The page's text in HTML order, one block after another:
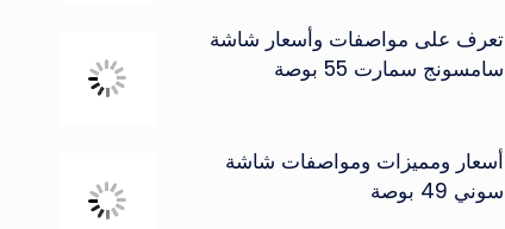
تعرف على مواصفات وأسعار شاشة
سامسونج سمارت 55 بوصة
أسعار ومميزات ومواصفات شاشة
سوني 49 بوصة